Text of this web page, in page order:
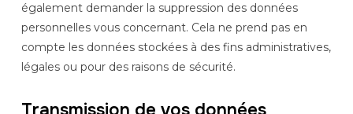
également demander la suppression des données
personnelles vous concernant. Cela ne prend pas en
compte les données stockées à des fins administratives,
légales ou pour des raisons de sécurité.